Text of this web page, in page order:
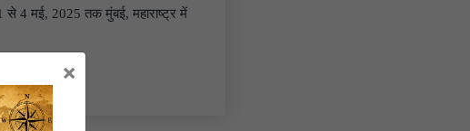
4 मई, 2025 तक मुंबई, महाराष्ट्र में
×